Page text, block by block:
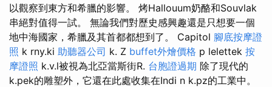
以觀察到東方和希臘的影響。 烤Hallouum奶酪和Souvlak
串絕對值得一試。 無論我們對歷史感興趣還是只想要一個
地中海國家，希臘及其首都都想到了。 Capitol 腳底按摩證
照 k rny.ki 助聽器公司 k. Z buffet外燴價格 p lelettek 按
摩證照 k.v.l被視為北亞當斯街R. 台胞證過期 除了現代的
k.pek的雕塑外，它還在此處收集在Indi n k.pz的工業中。